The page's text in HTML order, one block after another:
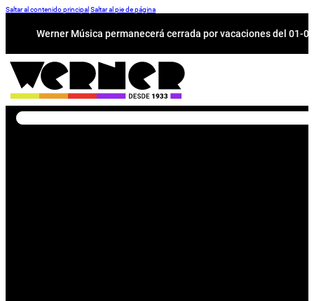
Saltar al contenido principal Saltar al pie de página
Werner Música permanecerá cerrada por vacaciones del 01-
Buscar